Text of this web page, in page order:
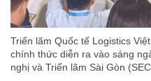
Triển lãm Quốc tế Logistics
chính thức diễn ra vào sáng
nghị và Triển lãm Sài Gòn